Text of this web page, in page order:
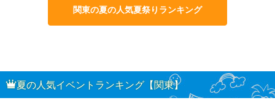
関東の夏の人気夏祭りランキング
夏の人気イベントランキング【関東】